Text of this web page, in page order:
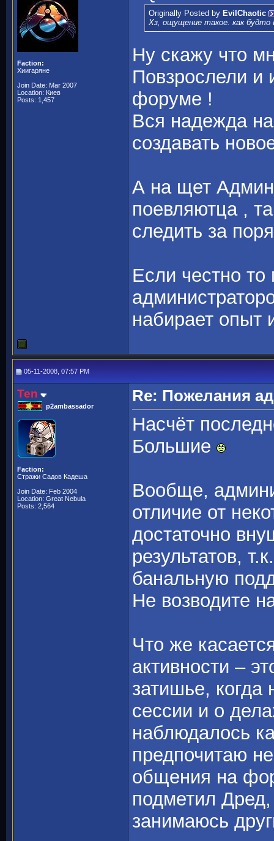
Faction:
Хиигаряне
Join Date: Mar 2007
Location: Киев
Posts: 1,457
Originally Posted by EvilChaotic
Хз, ощущение такое. как
Ну скажу что
Повзрослели и
форуме !
Вся надежда
создавать
А на щет
поевляютца ,
следить за
Если честно
набирает опыт
05-11-2008, 07:57 PM
Ten
p2ambassador
Faction:
Стражи Садов Кадеша
Join Date: Feb 2004
Location: Great Nebula
Posts: 2,564
Re: Пожелания
Насчёт
Большие
Вообще,
отличие от
достаточно
результатов,
банальную
Не возводите
Что же
активности –
затишье, когда
сессии и о
наблюдалось
предпочитаю
общения на
подметил
занимаюсь